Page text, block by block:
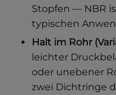
Stopfen — NBR
typischen
Halt im Rohr
leichter
oder unebener
zwei Dichtringe